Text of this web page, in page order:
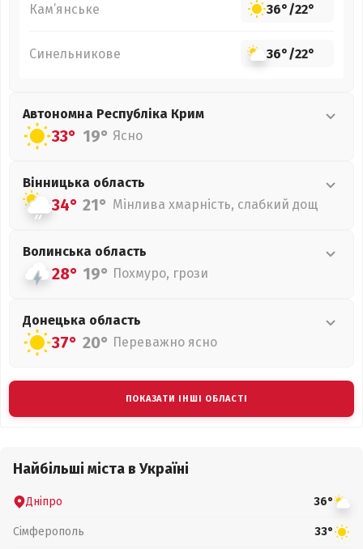
Кам’янське 36°/22°
Синельникове 36°/22°
Автономна Республіка Крим
33° 19° Ясно
Вінницька область
34° 21° Мінлива хмарність, слабкий дощ
Волинська область
28° 19° Похмуро, грози
Донецька область
37° 20° Переважно ясно
ПОКАЗАТИ ІНШІ ОБЛАСТІ
Найбільші міста в Україні
Дніпро 36°
Сімферополь 33°